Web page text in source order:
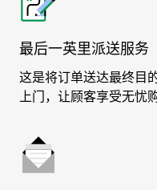
最后一英里派送服务
这是将订单送达最终目
上门，让顾客享受无忧